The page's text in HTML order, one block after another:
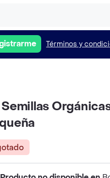
Términos y